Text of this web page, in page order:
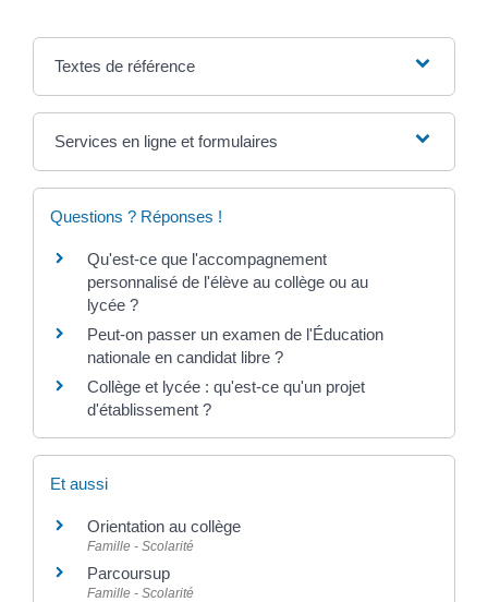
Textes de référence
Services en ligne et formulaires
Questions ? Réponses !
Qu'est-ce que l'accompagnement
personnalisé de l'élève au collège ou au
lycée ?
Peut-on passer un examen de l'Éducation
nationale en candidat libre ?
Collège et lycée : qu'est-ce qu'un projet
d'établissement ?
Et aussi
Orientation au collège
Famille - Scolarité
Parcoursup
Famille - Scolarité